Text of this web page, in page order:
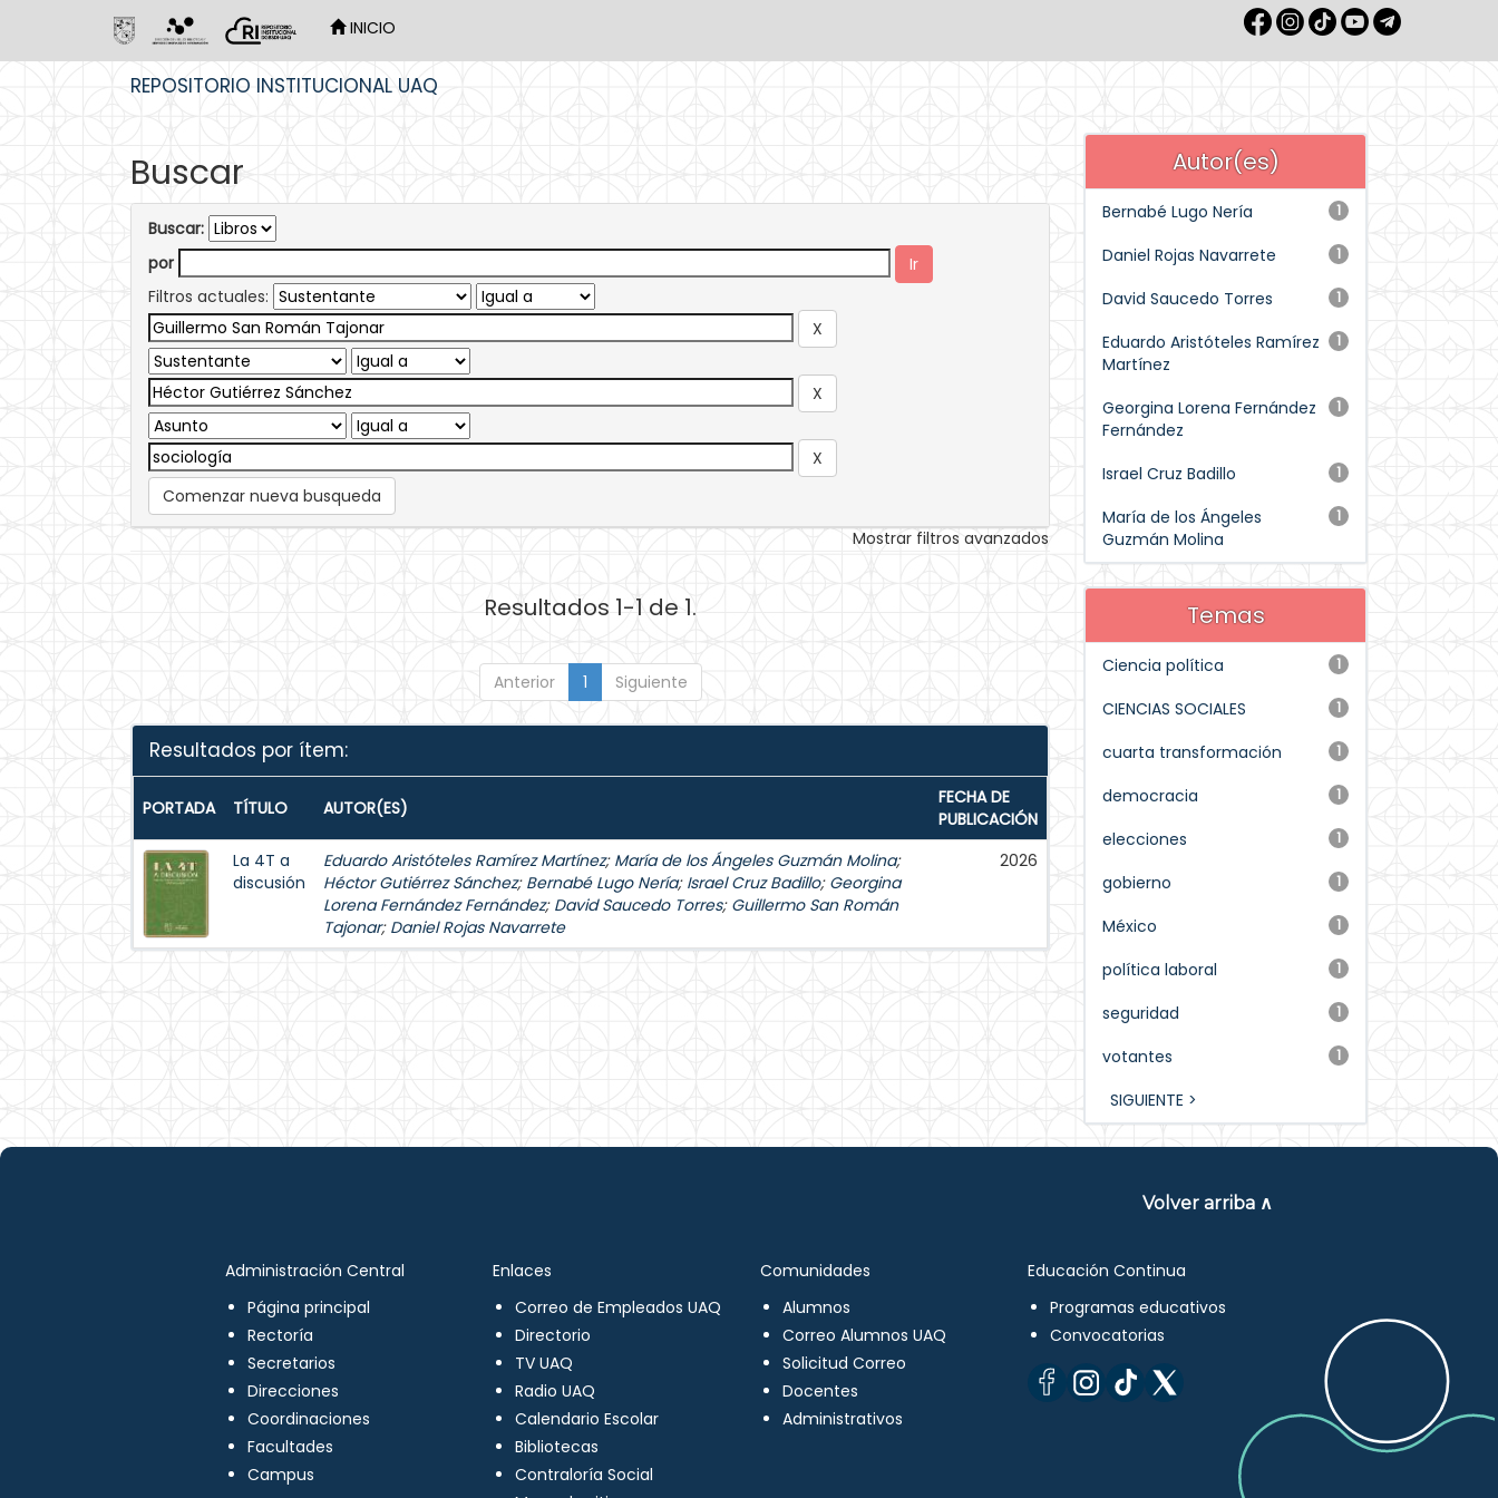
INICIO
REPOSITORIO INSTITUCIONAL UAQ
Buscar
Buscar:
por
Filtros actuales:
Comenzar nueva busqueda
Mostrar filtros avanzados
Resultados 1-1 de 1.
Anterior 1 Siguiente
Resultados por ítem:
PORTADA TÍTULO AUTOR(ES)
FECHA DE
PUBLICACIÓN
La 4T a
discusión
Eduardo Aristóteles Ramírez Martínez; María de los Ángeles Guzmán Molina;
Héctor Gutiérrez Sánchez; Bernabé Lugo Nería; Israel Cruz Badillo; Georgina
Lorena Fernández Fernández; David Saucedo Torres; Guillermo San Román
Tajonar; Daniel Rojas Navarrete
2026
Autor(es)
1
Bernabé Lugo Nería
1
Daniel Rojas Navarrete
1
David Saucedo Torres
1
Eduardo Aristóteles Ramírez
Martínez
1
Georgina Lorena Fernández
Fernández
1
Israel Cruz Badillo
1
María de los Ángeles
Guzmán Molina
Temas
1
Ciencia política
1
CIENCIAS SOCIALES
1
cuarta transformación
1
democracia
1
elecciones
1
gobierno
1
México
1
política laboral
1
seguridad
1
votantes
SIGUIENTE >
Volver arriba ∧
Administración Central
Página principal
Rectoría
Secretarios
Direcciones
Coordinaciones
Facultades
Campus
Enlaces
Correo de Empleados UAQ
Directorio
TV UAQ
Radio UAQ
Calendario Escolar
Bibliotecas
Contraloría Social
Comunidades
Alumnos
Correo Alumnos UAQ
Solicitud Correo
Docentes
Administrativos
Educación Continua
Programas educativos
Convocatorias